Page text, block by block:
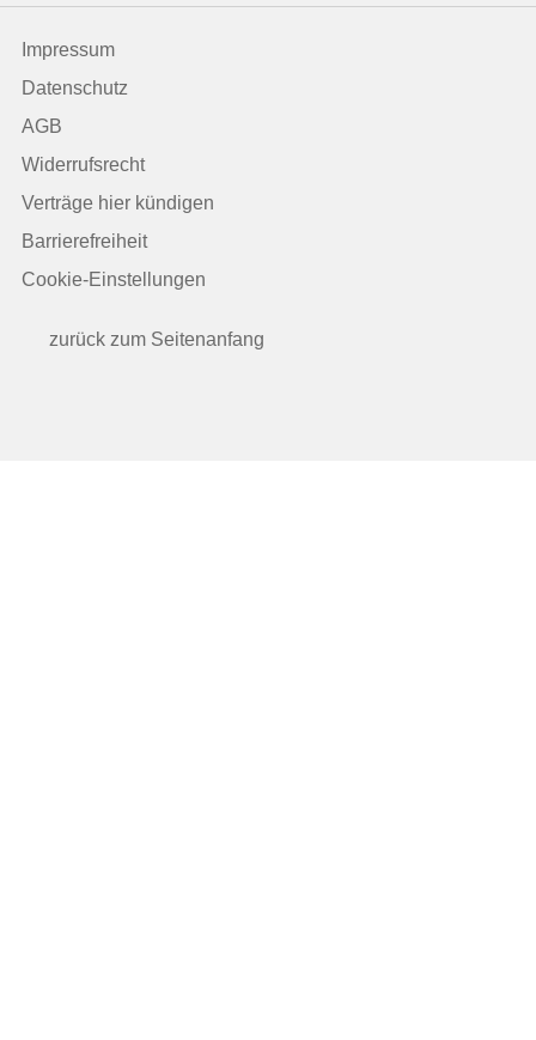
Impressum
Datenschutz
AGB
Widerrufsrecht
Verträge hier kündigen
Barrierefreiheit
Cookie-Einstellungen
zurück zum Seitenanfang